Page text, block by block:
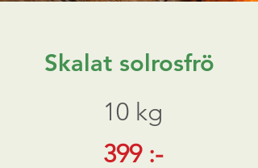
Skalat solrosfrö
10 kg
399 :-